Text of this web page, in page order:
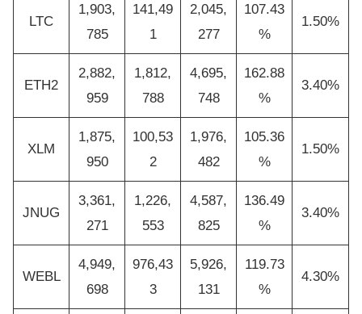
LTC
1,903,
785
141,49
1
2,045,
277
107.43
%
1.50%
ETH2
2,882,
959
1,812,
788
4,695,
748
162.88
%
3.40%
XLM
1,875,
950
100,53
2
1,976,
482
105.36
%
1.50%
JNUG
3,361,
271
1,226,
553
4,587,
825
136.49
%
3.40%
WEBL
4,949,
698
976,43
3
5,926,
131
119.73
%
4.30%